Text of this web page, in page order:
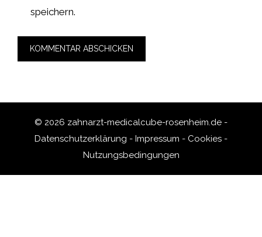
speichern.
© 2026 zahnarzt-medicalcube-rosenheim.de -
Datenschutzerklärung - Impressum - Cookies -
Nutzungsbedingungen